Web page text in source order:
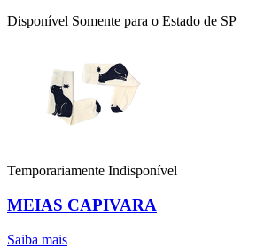
Disponível Somente para o Estado de SP
Temporariamente Indisponível
MEIAS CAPIVARA
Saiba mais